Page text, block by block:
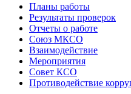
Планы работы
Результаты проверок
Отчеты о работе
Союз МКСО
Взаимодействие
Мероприятия
Совет КСО
Противодействие